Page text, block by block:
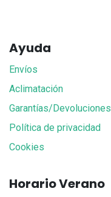
Ayuda
Envíos
Aclimatación
Garantías/Devoluciones
Política de privacidad
Cookies
Horario Verano